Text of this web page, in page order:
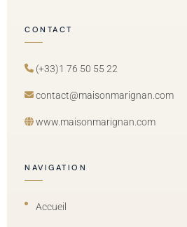
CONTACT
(+33)1 76 50 55 22
contact@maisonmarignan.com
www.maisonmarignan.com
NAVIGATION
Accueil